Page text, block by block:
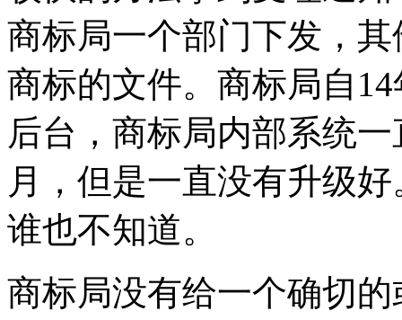
商标局一个部门下发，
商标的文件。商标局自
后台，商标局内部系统
月，但是一直没有升级
谁也不知道。
商标局没有给一个确切